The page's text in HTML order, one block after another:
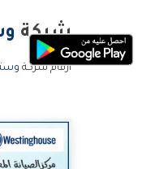
شركة
ارقام شركة